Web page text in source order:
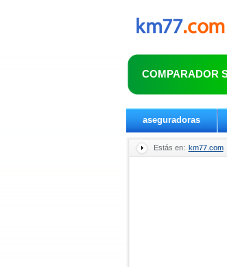
COMPARADOR
aseguradoras
Estás en: km77.com